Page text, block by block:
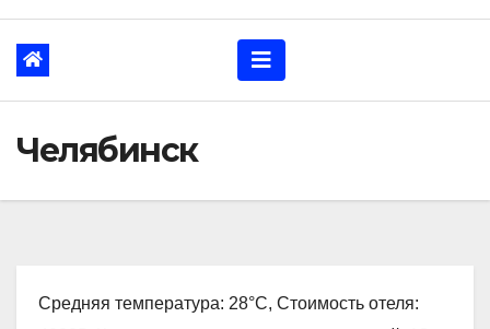
Челябинск
Средняя температура: 28°C, Стоимость отеля: